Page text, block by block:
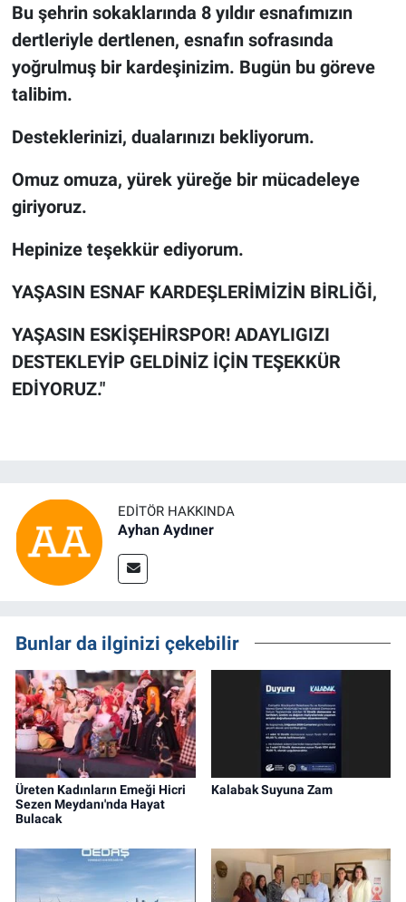
Bu şehrin sokaklarında 8 yıldır esnafımızın
dertleriyle dertlenen, esnafın sofrasında
yoğrulmuş bir kardeşinizim. Bugün bu göreve
talibim.
Desteklerinizi, dualarınızı bekliyorum.
Omuz omuza, yürek yüreğe bir mücadeleye
giriyoruz.
Hepinize teşekkür ediyorum.
YAŞASIN ESNAF KARDEŞLERİMİZİN BİRLİĞİ,
YAŞASIN ESKİŞEHİRSPOR! ADAYLIGIZI
DESTEKLEYİP GELDİNİZ İÇİN TEŞEKKÜR
EDİYORUZ."
EDITÖR HAKKINDA
Ayhan Aydıner
Bunlar da ilginizi çekebilir
Üreten Kadınların Emeği Hicri
Sezen Meydanı'nda Hayat
Bulacak
Kalabak Suyuna Zam